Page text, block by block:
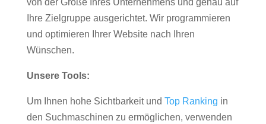
von der Größe Ihres Unternehmens und genau auf
Ihre Zielgruppe ausgerichtet. Wir programmieren
und optimieren Ihrer Website nach Ihren
Wünschen.
Unsere Tools:
Um Ihnen hohe Sichtbarkeit und Top Ranking in
den Suchmaschinen zu ermöglichen, verwenden